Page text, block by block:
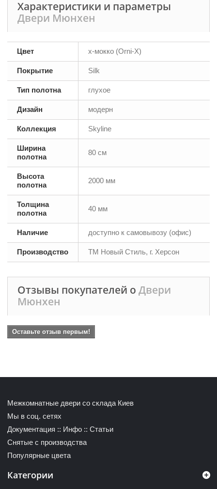
Характеристики и параметры
Двери Мюнхен
Цвет х-мокко (Orni-X)
Покрытие Silk
Тип полотна глухое
Дизайн модерн
Коллекция Skyline
Ширина
полотна
80 см
Высота
полотна
2000 мм
Толщина
полотна
40 мм
Наличие доступно к самовывозу (офис)
Производство ТМ Новый Стиль, г. Херсон
Отзывы покупателей о Двери
Мюнхен
Оставьте отзыв первым!
Межкомнатные двери со склада Киев
Мы в соц. сетях
Документация :: Инфо :: Статьи
Снятые с производства
Популярные цвета
Категории